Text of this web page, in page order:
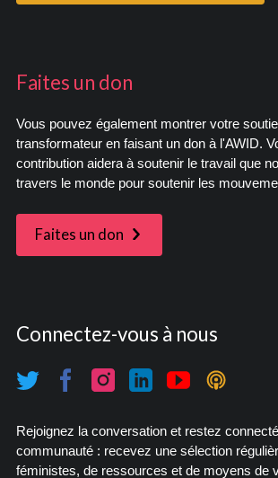
Faites un don
Vous pouvez également montrer votre
transformateur en faisant un don à l'AWID.
contribution aidera à soutenir le travail que
travers le monde pour soutenir les
Faites un don
Connectez-vous à nous
Rejoignez la conversation et restez
communauté : recevez une sélection
féministes, de ressources et de moyens de